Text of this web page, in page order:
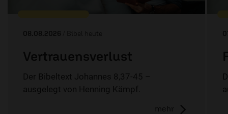
08.08.2026 / Bibel heute
Vertrauensverlust
Der Bibeltext Johannes 8,37-45 –
ausgelegt von Henning Kämpf.
mehr